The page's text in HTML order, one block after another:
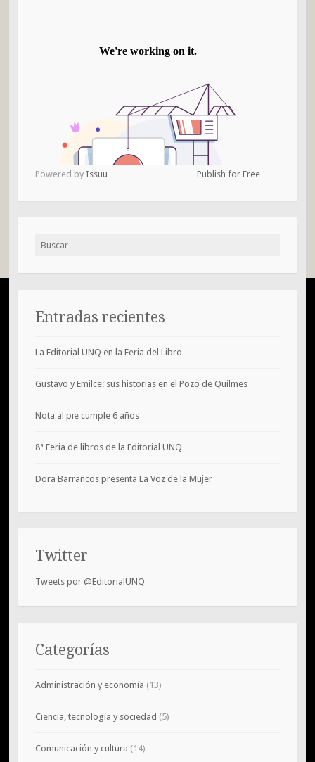
Powered by Issuu Publish for Free
Buscar:
Entradas recientes
La Editorial UNQ en la Feria del Libro
Gustavo y Emilce: sus historias en el Pozo de Quilmes
Nota al pie cumple 6 años
8ª Feria de libros de la Editorial UNQ
Dora Barrancos presenta La Voz de la Mujer
Twitter
Tweets por @EditorialUNQ
Categorías
Administración y economía (13)
Ciencia, tecnología y sociedad (5)
Comunicación y cultura (14)